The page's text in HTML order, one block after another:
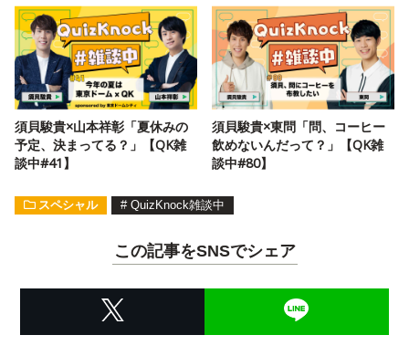
須貝駿貴×山本祥彰「夏休みの
予定、決まってる？」【QK雑
談中#41】
須貝駿貴×東問「問、コーヒー
飲めないんだって？」【QK雑
談中#80】
スペシャル # QuizKnock雑談中
この記事をSNSでシェア